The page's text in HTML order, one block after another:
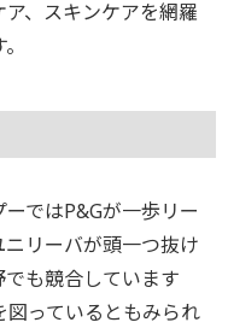
、スキンケアを網羅
ではP&Gが一歩リー
リーバが頭一つ抜け
も競合しています
っているともみられ